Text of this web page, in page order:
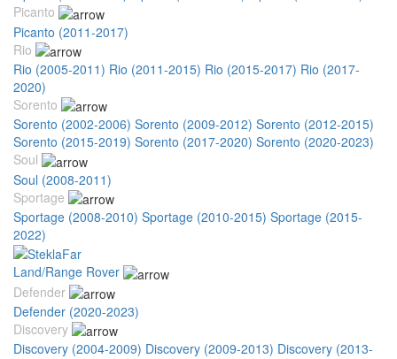
Picanto
Picanto (2011-2017)
Rio
Rio (2005-2011) Rio (2011-2015) Rio (2015-2017) Rio (2017-
2020)
Sorento
Sorento (2002-2006) Sorento (2009-2012) Sorento (2012-2015)
Sorento (2015-2019) Sorento (2017-2020) Sorento (2020-2023)
Soul
Soul (2008-2011)
Sportage
Sportage (2008-2010) Sportage (2010-2015) Sportage (2015-
2022)
Land/Range Rover
Defender
Defender (2020-2023)
Discovery
Discovery (2004-2009) Discovery (2009-2013) Discovery (2013-